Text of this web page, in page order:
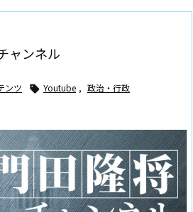
ャンネル
ンツ  Youtube , 政治・行政